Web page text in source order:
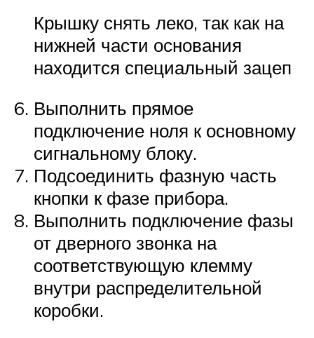
Крышку снять леко, так как на
нижней части основания
находится специальный зацеп
Выполнить прямое
подключение ноля к основному
сигнальному блоку.
Подсоединить фазную часть
кнопки к фазе прибора.
Выполнить подключение фазы
от дверного звонка на
соответствующую клемму
внутри распределительной
коробки.